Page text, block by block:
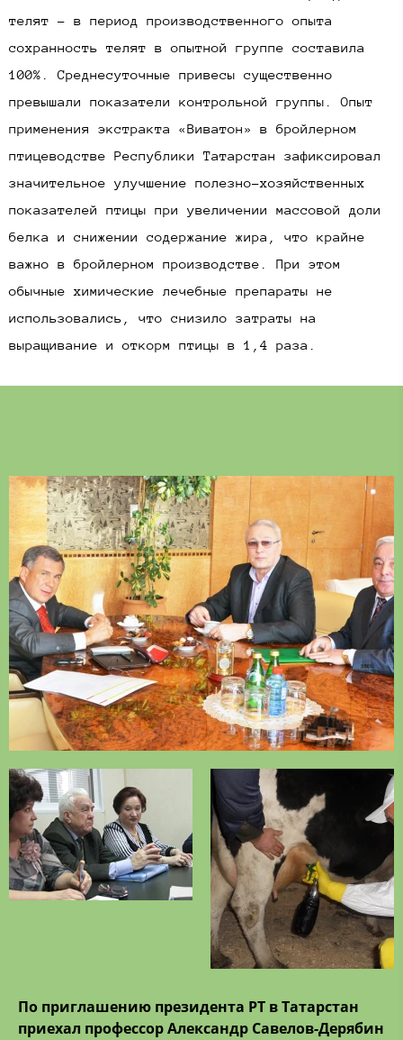
телят – в период производственного опыта
сохранность телят в опытной группе составила
100%. Среднесуточные привесы существенно
превышали показатели контрольной группы. Опыт
применения экстракта «Виватон» в бройлерном
птицеводстве Республики Татарстан зафиксировал
значительное улучшение полезно-хозяйственных
показателей птицы при увеличении массовой доли
белка и снижении содержание жира, что крайне
важно в бройлерном производстве. При этом
обычные химические лечебные препараты не
использовались, что снизило затраты на
выращивание и откорм птицы в 1,4 раза.
По приглашению президента РТ в Татарстан
приехал профессор Александр Савелов-Дерябин